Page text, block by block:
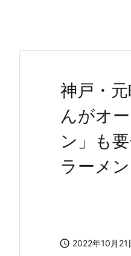
神戸・
んがオ
ン」も
ラーメン
 2022年10月21